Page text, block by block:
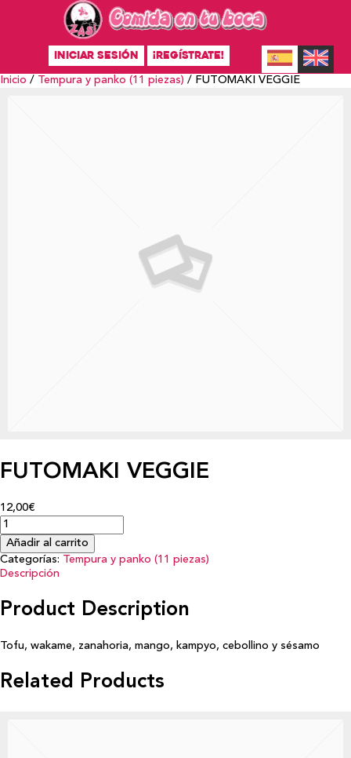
INICIAR SESIÓN ¡REGÍSTRATE!
Inicio / Tempura y panko (11 piezas) / FUTOMAKI VEGGIE
FUTOMAKI VEGGIE
12,00€
Añadir al carrito
Categorías: Tempura y panko (11 piezas)
Descripción
Product Description
Tofu, wakame, zanahoria, mango, kampyo, cebollino y sésamo
Related Products